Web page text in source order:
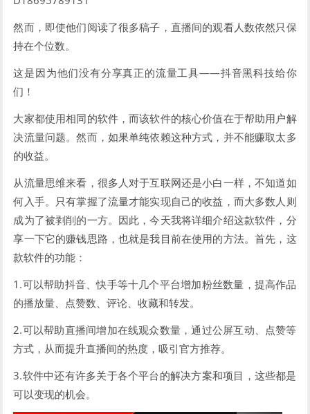
然而，即使他们阅读了很多稿子，直播间的观看人数依然只保
持在个位数。
这是因为他们没有分享真正的流量工具——抖音黑科技给你
们！
大家都使用相同的软件，而该软件的核心价值在于帮助用户解
决流量问题。然而，如果单纯依赖这种方式，并不能赚取太多
的收益。
从流量思维来看，很多人对于互联网还是小白一样，不知道如
何入手。只有掌握了流量才能实现自己的收益，而大多数人则
成为了被剥削的一方。因此，今天我将详细介绍这款软件，分
享一下它的赚钱思路，也就是我目前在使用的方法。首先，这
款软件的功能：
1.可以帮助抖音、快手等十几个平台增加粉丝数量，提高作品
的播放量、点赞数、评论、收藏和转发。
2.可以帮助直播间增加在线观众数量，通过公屏互动、点赞等
方式，从而提升直播间的热度，吸引官方推荐。
3.软件中还有许多关于各个平台的解决方案和项目，这些都是
可以变现的机会。